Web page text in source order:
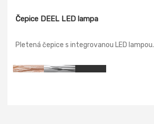
Čepice DEEL LED lampa
Pletená čepice s integrovanou LED lampou.